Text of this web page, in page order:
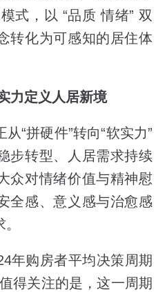
式，以 “品质 情绪” 双
转化为可感知的居住体
力定义人居新境
“拼硬件”转向“软实力”
步转型、人居需求持续
众对情绪价值与精神慰
全感、意义感与治愈感
年购房者平均决策周期
得关注的是，这一周期